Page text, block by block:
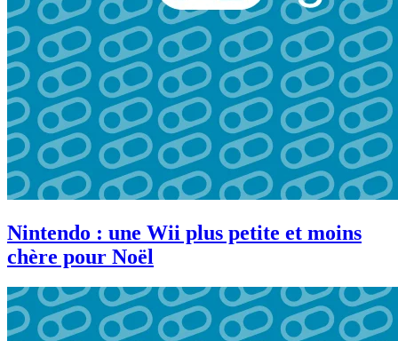
Nintendo : une Wii plus petite et moins
chère pour Noël